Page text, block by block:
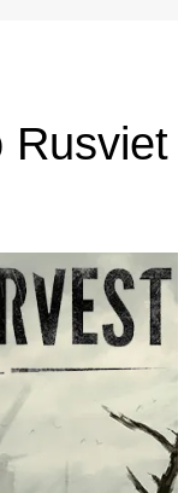
Rusviet